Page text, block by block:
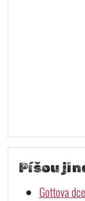
Píšou
Gottova